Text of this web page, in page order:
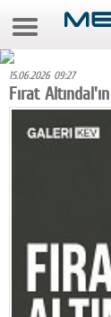
7 Ağustos 2026
Foto
Teknoloji
15.06.2026 09:27
Fırat